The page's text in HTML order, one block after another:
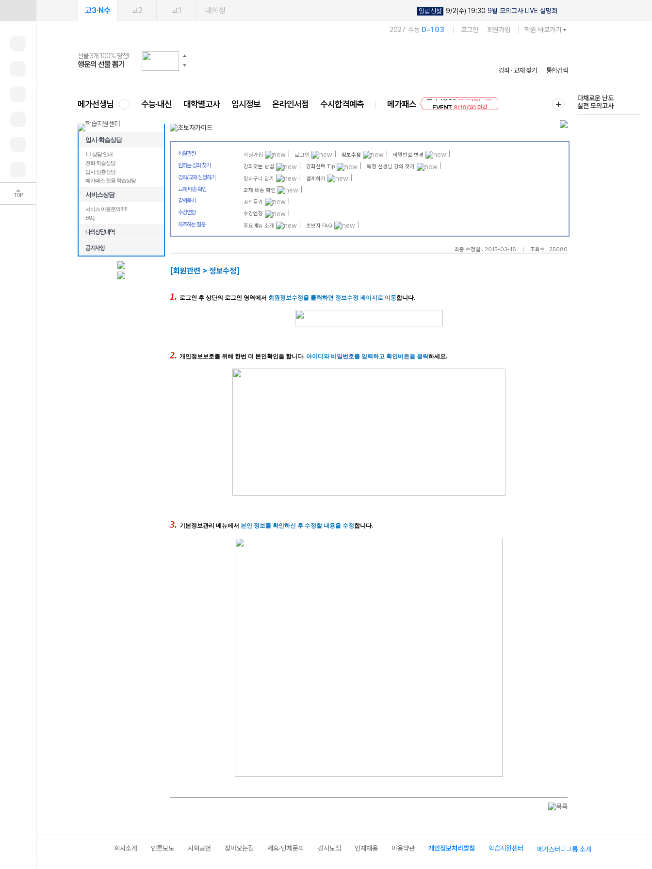
TOP
고3·N수 고2 고1 대학생 알람신청 9/2(수) 19:30 9월 모의고사 LIVE 설명회
2027 수능 D-103 로그인 회원가입 학원 바로가기
선물 3개 100% 당첨!
행운의 선물 뽑기
선물 100% 증정!
메가스터디 X 올리브
여름방학 스터디 캐시백
메가런 썸머스쿨
2027 러셀 단과
강사 공개선발
스마트러닝앱
설문 EVENT
메가패스
3일 무료 체험권
메가패스 수강생 무료혜택!
메가클럽 멤버십
사회공헌 캠페인
희망이룸 메가나눔
강좌 · 교재 찾기 통합검색
메가선생님 수능·내신 대학별고사 입시정보 온라인서점 수시합격예측 메가패스
EVENT 8/10(월) 마감
다채로운 난도
실전 모의고사
입시·학습상담
1:1 상담 안내
전화 학습상담
입시 심층상담
메가패스 전용 학습상담
서비스상담
서비스 이용문의!!!!!
FAQ
나의상담내역
공지사항
회원관련 회원가입 로그인 정보수정 비밀번호 변경
원하는 강좌 찾기 강좌찾는 방법 강좌선택 Tip 특정 선생님 강의 찾기
강좌/교재 신청하기 장바구니 담기 결제하기
교재 배송 확인 교재 배송 확인
강의듣기 강의듣기
수강연장 수강연장
자주하는 질문 주요메뉴 소개 초보자 FAQ
최종 수정일 : 2015-03-18 조회수 : 25080
[회원관련 > 정보수정]
1. 로그인 후 상단의 로그인 영역에서 회원정보수정을 클릭하면 정보수정 페이지로 이동합니다.
2. 개인정보보호를 위해 한번 더 본인확인을 합니다. 아이디와 비밀번호를 입력하고 확인버튼을 클릭하세요.
3. 기본정보관리 메뉴에서 본인 정보를 확인하신 후 수정할 내용을 수정합니다.
회사소개 언론보도 사회공헌 찾아오는길 제휴·단체문의 강사모집 인재채용 이용약관 개인정보처리방침 학습지원센터 메가스터디그룹 소개